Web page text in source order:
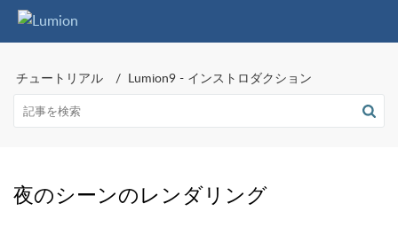
チュートリアル Lumion9 - インストロダクション
夜のシーンのレンダリング